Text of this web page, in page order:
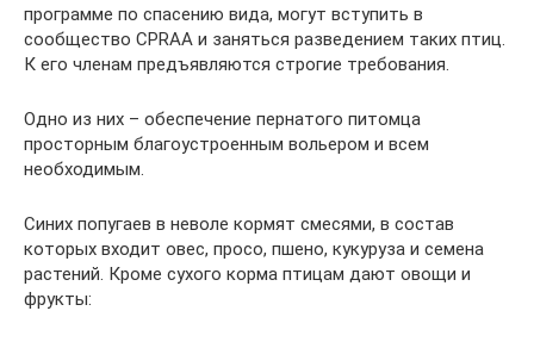
программе по спасению вида, могут вступить в
сообщество CPRAA и заняться разведением таких птиц.
К его членам предъявляются строгие требования.
Одно из них – обеспечение пернатого питомца
просторным благоустроенным вольером и всем
необходимым.
Синих попугаев в неволе кормят смесями, в состав
которых входит овес, просо, пшено, кукуруза и семена
растений. Кроме сухого корма птицам дают овощи и
фрукты: